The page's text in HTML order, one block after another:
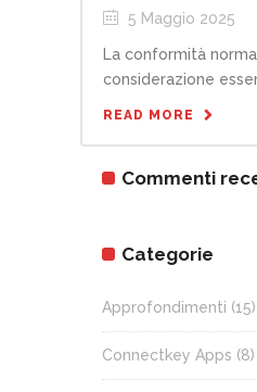
5 Maggio 2025
La conformità
considerazione
READ MORE
Commenti
Categorie
Approfondimenti (15)
Connectkey Apps (8)